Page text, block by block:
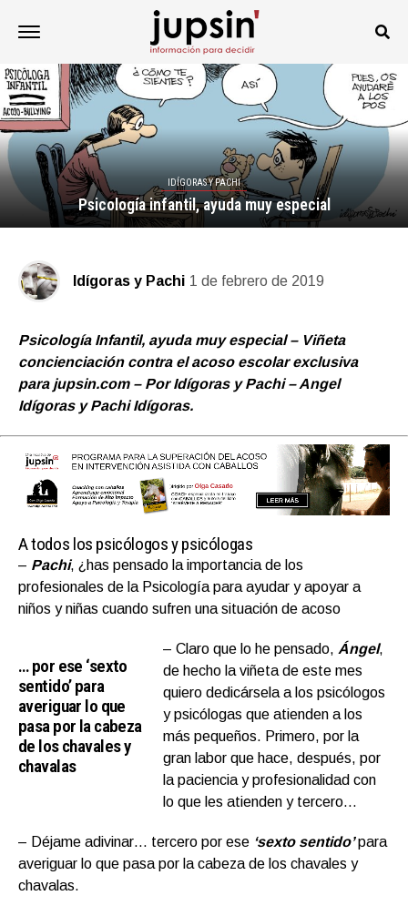
IDÍGORAS Y PACHI
Psicología infantil, ayuda muy especial
Idígoras y Pachi 1 de febrero de 2019
Psicología Infantil, ayuda muy especial – Viñeta
concienciación contra el acoso escolar exclusiva
para jupsin.com – Por Idígoras y Pachi – Angel
Idígoras y Pachi Idígoras.
A todos los psicólogos y psicólogas
– Pachi, ¿has pensado la importancia de los
profesionales de la Psicología para ayudar y apoyar a
niños y niñas cuando sufren una situación de acoso
… por ese ‘sexto
sentido’ para
averiguar lo que
pasa por la cabeza
de los chavales y
chavalas
– Claro que lo he pensado, Ángel,
de hecho la viñeta de este mes
quiero dedicársela a los psicólogos
y psicólogas que atienden a los
más pequeños. Primero, por la
gran labor que hace, después, por
la paciencia y profesionalidad con
lo que les atienden y tercero…
– Déjame adivinar… tercero por ese ‘sexto sentido’para
averiguar lo que pasa por la cabeza de los chavales y
chavalas.